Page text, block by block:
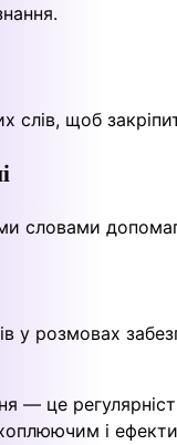
щоб
словами
у розмовах
— це
і